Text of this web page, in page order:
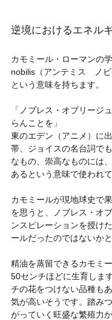
逆境におけるエネル
カモミール・ローマンの
nobilis（アンテミス　ノ
という意味を持ちます。
「ノブレス・オブリージ
らんことを」
東のエデン（アニメ）に
帯、ジョイスの名台詞で
なもの、崇高なものには
あるという意味で使われて
カモミールが現地球史で
を思うと、ノブレス・オ
ンスピレーションを授け
ールだったのではないか
精油を蒸留できるカモミ
50センチほどに生育しま
チの花をつけない品種も
気が高いそうです。踏み
がっていく旺盛な繁殖力